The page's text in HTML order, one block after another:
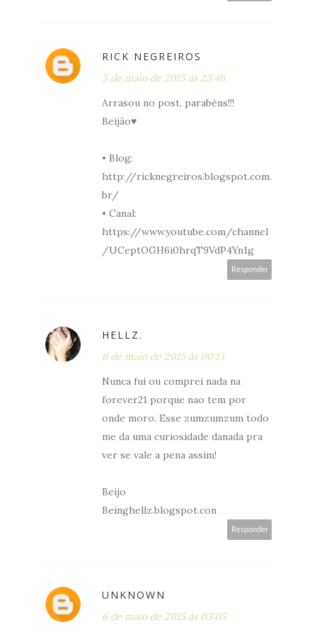
RICK NEGREIROS
5 de maio de 2015 às 23:46
Arrasou no post, parabéns!!!
Beijão♥
• Blog:
http://ricknegreiros.blogspot.com.
br/
• Canal:
https://www.youtube.com/channel
/UCeptOGH6i0hrqT9VdP4Yn1g
Responder
HELLZ.
6 de maio de 2015 às 00:13
Nunca fui ou comprei nada na
forever21 porque nao tem por
onde moro. Esse zumzumzum todo
me da uma curiosidade danada pra
ver se vale a pena assim!
Beijo
Beinghellz.blogspot.con
Responder
UNKNOWN
6 de maio de 2015 às 03:05